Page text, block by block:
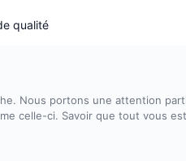
qualité
Nous portons une attention
celle-ci. Savoir que tout vous